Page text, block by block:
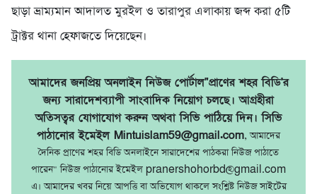
ছাড়া ভ্রাম্যমান আদালত মুরইল ও তারাপুর এলাকায় জব্দ করা ৫টি
ট্রাক্টর থানা হেফাজতে দিয়েছেন।
আমাদের জনপ্রিয় অনলাইন নিউজ পোর্টাল"প্রাণের শহর বিডি'র
জন্য সারাদেশব্যাপী সাংবাদিক নিয়োগ চলছে। আগ্রহীরা
অতিসত্বর যোগাযোগ করুন অথবা সিভি পাঠিয়ে দিন। সিভি
পাঠানোর ইমেইল Mintuislam59@gmail.com, আমাদের
দৈনিক প্রাণের শহর বিডি অনলাইনে সারাদেশের পাঠকরা নিউজ পাঠাতে
পারেন" নিউজ পাঠানোর ইমেইল pranershohorbd@gmail.com
এ। আমাদের খবর নিয়ে আপত্তি বা অভিযোগ থাকলে সংশ্লিষ্ট নিউজ সাইটের